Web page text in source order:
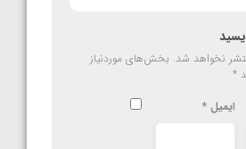
نخواهد شد. بخش‌های موردنیاز
*
ایمیل *